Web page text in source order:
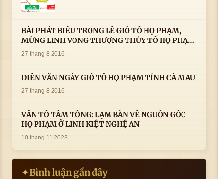
BÀI PHÁT BIỂU TRONG LÊ GIỖ TỔ HỌ PHẠM,
MỪNG LINH VONG THƯỢNG THỦY TỔ HỌ PHẠM
AN VỊ TAI CÀ MAU- ( 22/8/2016) CỦA LS.TS.NV.
27 tháng 8 2016
DIỄN VĂN NGÀY GIỖ TỔ HỌ PHẠM TỈNH CÀ MAU
27 tháng 8 2016
VẤN TỔ TẦM TÔNG: LẠM BÀN VỀ NGUỒN GỐC
HỌ PHẠM Ở LINH KIỆT NGHỆ AN
10 tháng 11 2023
✦Bình luận gần đây